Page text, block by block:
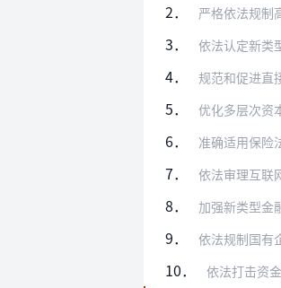
2． 严格依法规制高
3． 依法认定新类型
4． 规范和促进直接
5． 优化多层次资本
6． 准确适用保险法
7． 依法审理互联网
8． 加强新类型金融
9． 依法规制国有企
10． 依法打击资金